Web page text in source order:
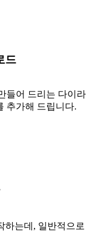
드
들어 드리는 다이라
추가해 드립니다.
하는데, 일반적으로